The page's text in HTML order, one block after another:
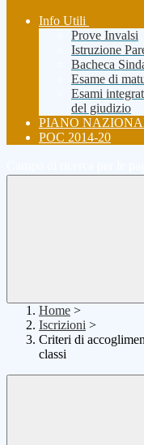
Info Utili
Prove Invalsi
Istruzione
Bacheca
Esame di
Esami
del giudizio
PIANO
POC 2014-20
Home >
Iscrizioni >
Criteri di
classi